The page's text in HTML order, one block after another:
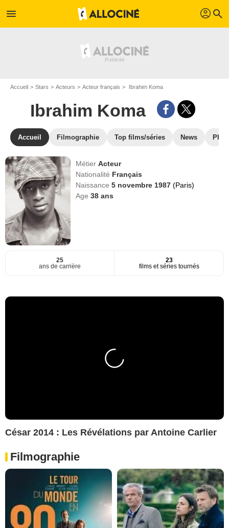
menu profil search
Accueil Stars Acteurs Acteur français Ibrahim Koma
Ibrahim Koma
Accueil Filmographie Top films/séries News
MétierActeur
Nationalité Français
Naissance5 novembre 1987(Paris)
Age38 ans
25
ans de carrière
23
films et séries tournés
César 2014 : Les Révélations par Antoine Carlier
Filmographie